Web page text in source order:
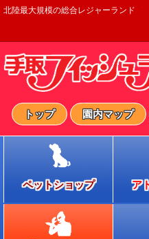
北陸最大規模の総合レジャーランド
トップ 園内マップ
ペットショップ ア